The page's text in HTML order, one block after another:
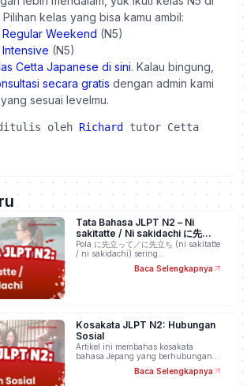
Pilihan kelas yang bisa kamu ambil:
Regular Weekend (N5)
(N5)
Cetta Japanese di sini. Kalau bingung,
secara gratis dengan admin kami
sesuai levelmu.
oleh Richard
tutor Cetta
Tata Bahasa JLPT N2 – Ni
sakitatte / Ni sakidachi に先立っ
て／に先立ち
Pola に先立って／に先立ち (ni sakitatte
/ ni sakidachi) sering…
Baca Selengkapnya
Kosakata JLPT N2: Hubungan
Sosial
Artikel ini membahas kosakata
bahasa Jepang yang berhubungan…
Baca Selengkapnya